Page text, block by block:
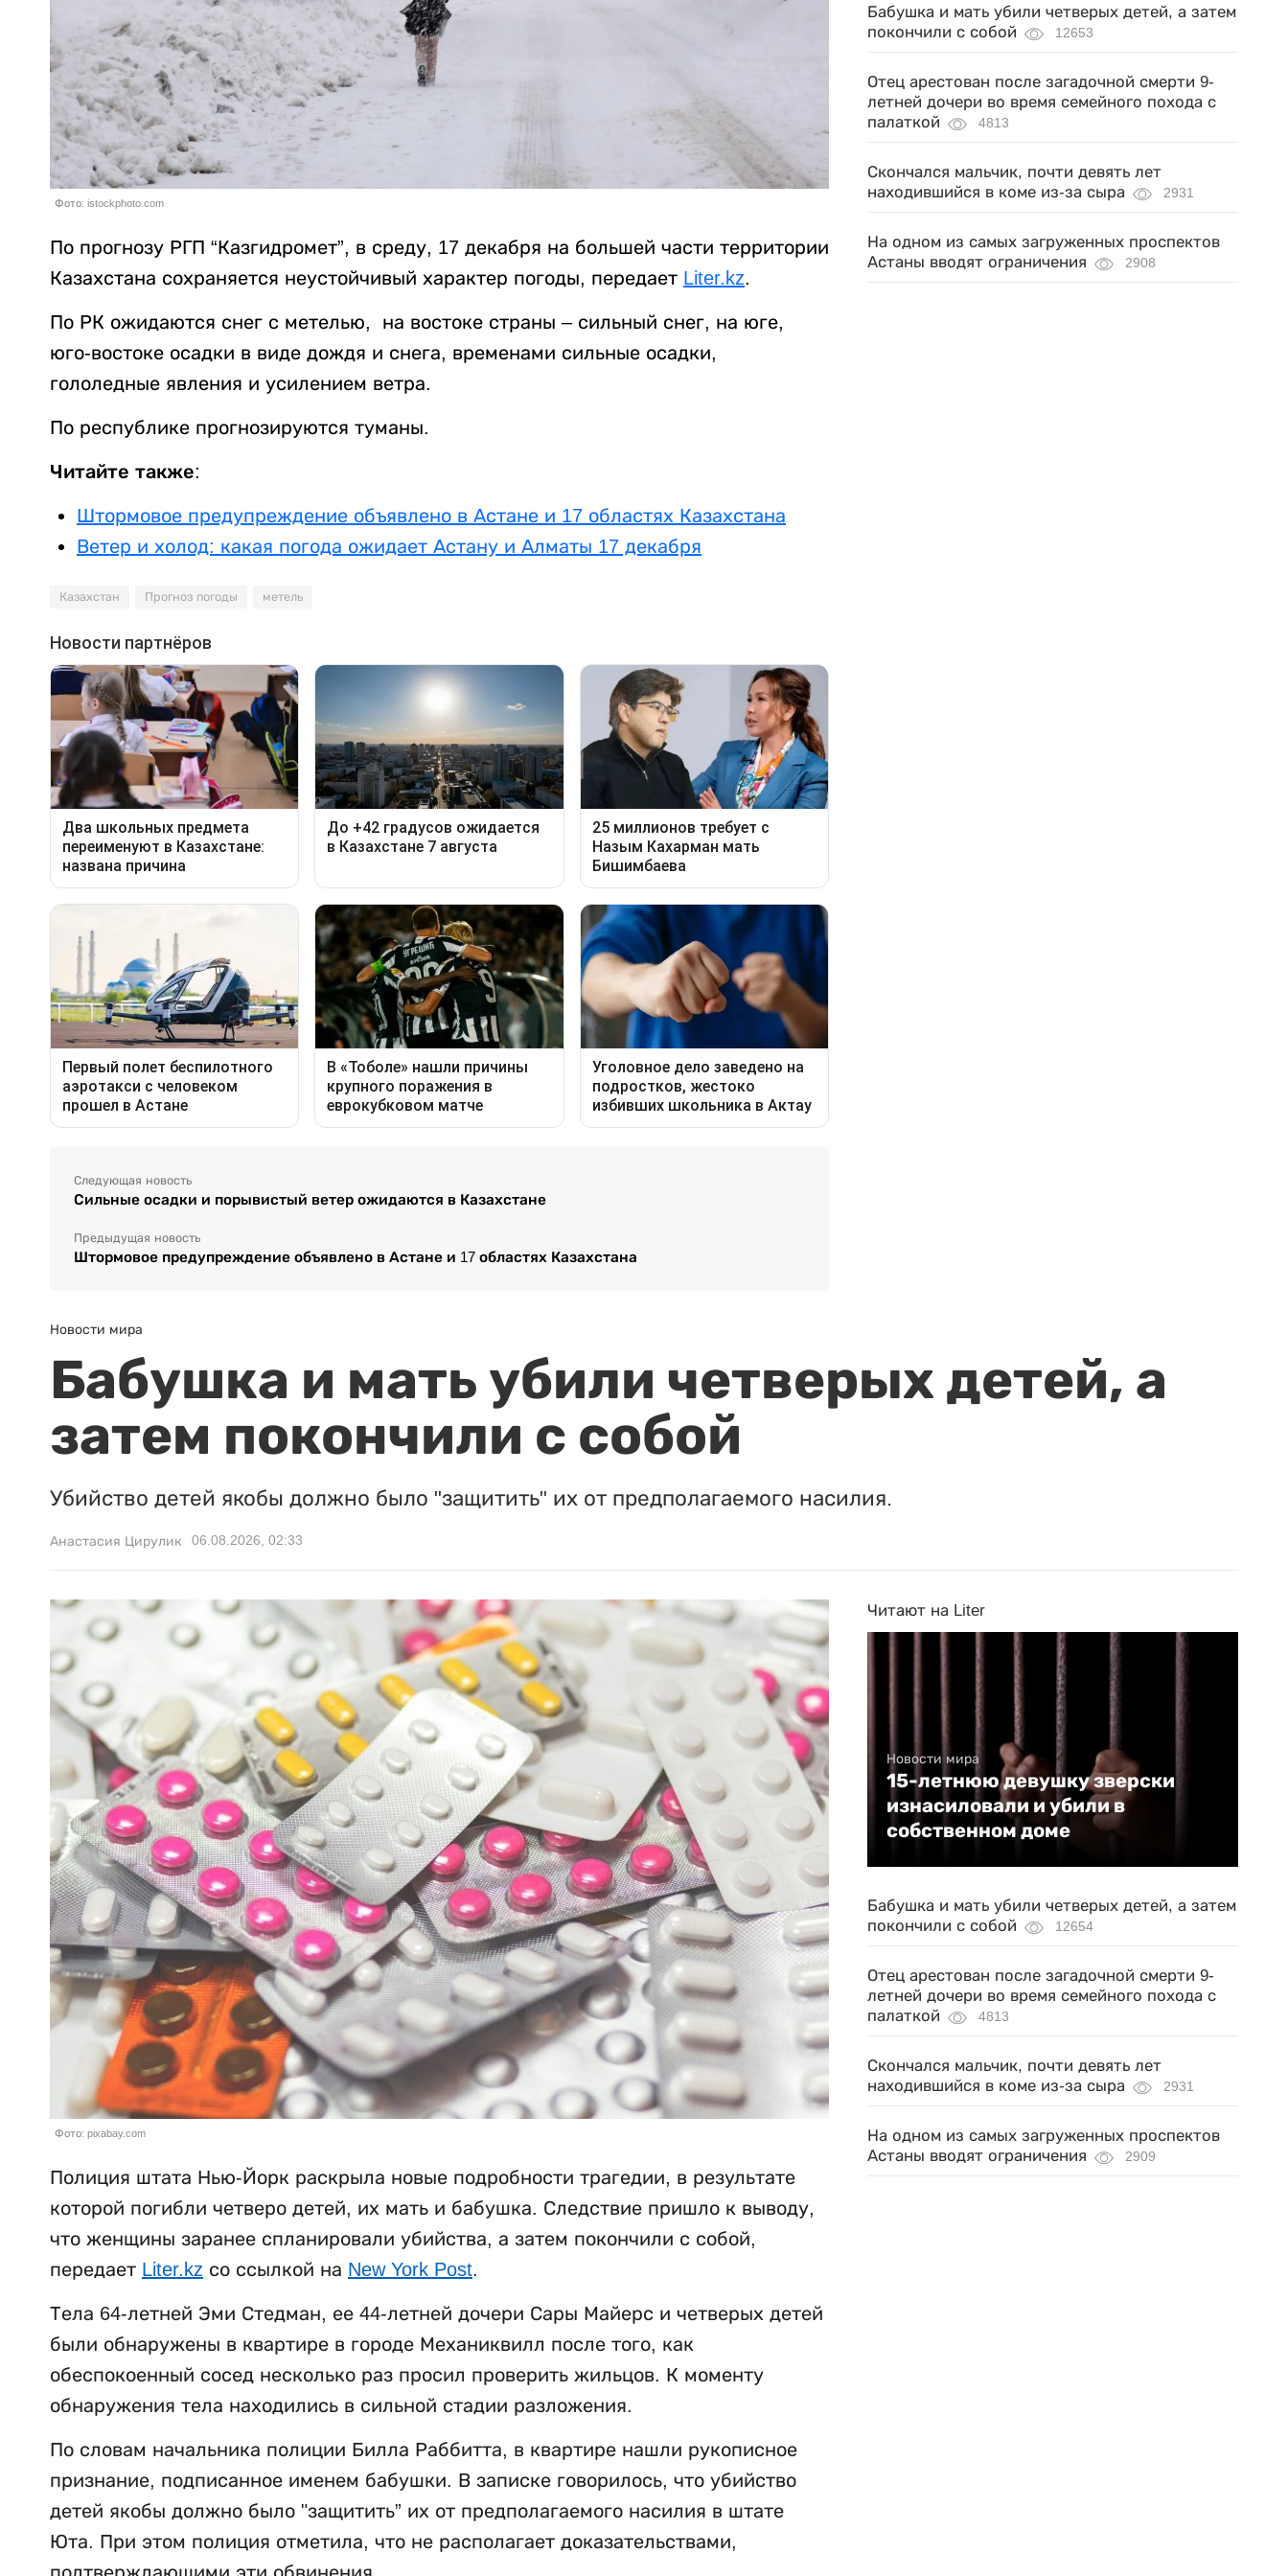
Фото: istockphoto.com
По прогнозу РГП “Казгидромет”, в среду, 17 декабря на большей части территории
Казахстана сохраняется неустойчивый характер погоды, передает Liter.kz.
По РК ожидаются снег с метелью, на востоке страны – сильный снег, на юге,
юго-востоке осадки в виде дождя и снега, временами сильные осадки,
гололедные явления и усилением ветра.
По республике прогнозируются туманы.
Читайте также:
Штормовое предупреждение объявлено в Астане и 17 областях Казахстана
Ветер и холод: какая погода ожидает Астану и Алматы 17 декабря
Казахстан Прогноз погоды метель
Следующая новость
Сильные осадки и порывистый ветер ожидаются в Казахстане
Предыдущая новость
Штормовое предупреждение объявлено в Астане и 17 областях Казахстана
Бабушка и мать убили четверых детей, а затем
покончили с собой
12653
Отец арестован после загадочной смерти 9-
летней дочери во время семейного похода с
палаткой
4813
Скончался мальчик, почти девять лет
находившийся в коме из-за сыра
2931
На одном из самых загруженных проспектов
Астаны вводят ограничения
2908
Новости мира
Бабушка и мать убили четверых детей, а
затем покончили с собой
Убийство детей якобы должно было "защитить" их от предполагаемого насилия.
Анастасия Цирулик 06.08.2026, 02:33
Фото: pixabay.com
Полиция штата Нью-Йорк раскрыла новые подробности трагедии, в результате
которой погибли четверо детей, их мать и бабушка. Следствие пришло к выводу,
что женщины заранее спланировали убийства, а затем покончили с собой,
передает Liter.kz со ссылкой на New York Post.
Тела 64-летней Эми Стедман, ее 44-летней дочери Сары Майерс и четверых детей
были обнаружены в квартире в городе Механиквилл после того, как
обеспокоенный сосед несколько раз просил проверить жильцов. К моменту
обнаружения тела находились в сильной стадии разложения.
По словам начальника полиции Билла Раббитта, в квартире нашли рукописное
признание, подписанное именем бабушки. В записке говорилось, что убийство
детей якобы должно было "защитить” их от предполагаемого насилия в штате
Юта. При этом полиция отметила, что не располагает доказательствами,
Читают на Liter
Новости мира
15-летнюю девушку зверски
изнасиловали и убили в
собственном доме
Бабушка и мать убили четверых детей, а затем
покончили с собой
12654
Отец арестован после загадочной смерти 9-
летней дочери во время семейного похода с
палаткой
4813
Скончался мальчик, почти девять лет
находившийся в коме из-за сыра
2931
На одном из самых загруженных проспектов
Астаны вводят ограничения
2909